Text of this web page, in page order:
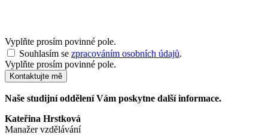
Vyplňte prosím povinné pole.
Souhlasím se zpracováním osobních údajů.
Vyplňte prosím povinné pole.
Kontaktujte mě
Naše studijní oddělení Vám poskytne další informace.
Kateřina Hrstková
Manažer vzdělávání